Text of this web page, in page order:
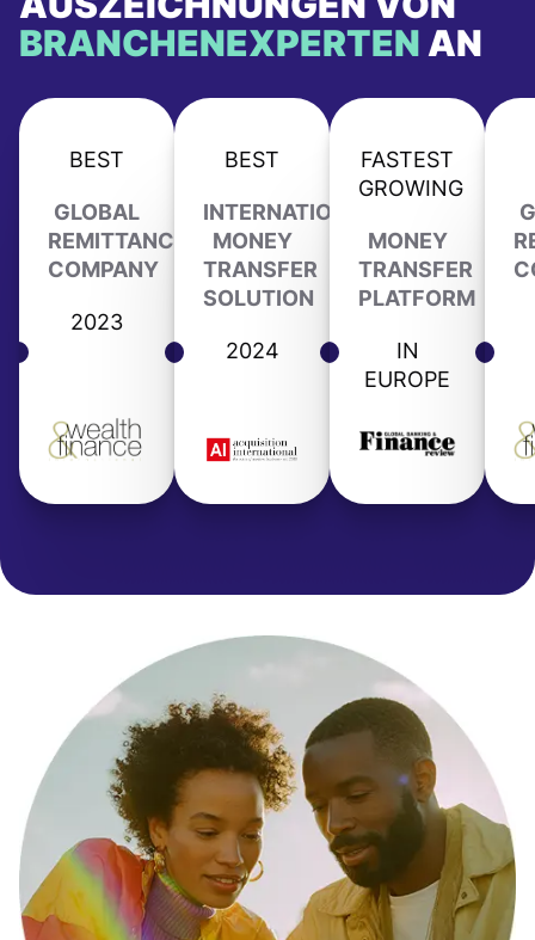
BRANCHENEXPERTEN AN
BEST
GLOBAL
REMITTANCE
COMPANY
2023
BEST
INTERNATIONAL
MONEY
TRANSFER
SOLUTION
2024
FASTEST
GROWING
MONEY
TRANSFER
PLATFORM
IN
EUROPE